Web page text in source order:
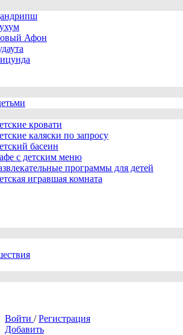
Афон
кровати
каляски по запросу
басеин
с детским меню
программы для детей
игравшая комната
Войти / Регистрация
Добавить